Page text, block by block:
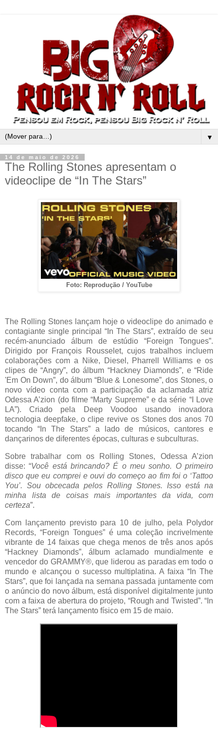
▼
14 de maio de 2026
The Rolling Stones apresentam o
videoclipe de “In The Stars”
Foto: Reprodução / YouTube
The Rolling Stones lançam hoje o videoclipe do animado e
contagiante single principal “In The Stars”, extraído de seu
recém-anunciado álbum de estúdio “Foreign Tongues”.
Dirigido por François Rousselet, cujos trabalhos incluem
colaborações com a Nike, Diesel, Pharrell Williams e os
clipes de “Angry”, do álbum “Hackney Diamonds”, e “Ride
'Em On Down”, do álbum “Blue & Lonesome”, dos Stones, o
novo vídeo conta com a participação da aclamada atriz
Odessa A’zion (do filme “Marty Supreme” e da série “I Love
LA”). Criado pela Deep Voodoo usando inovadora
tecnologia deepfake, o clipe revive os Stones dos anos 70
tocando “In The Stars” a lado de músicos, cantores e
dançarinos de diferentes épocas, culturas e subculturas.
Sobre trabalhar com os Rolling Stones, Odessa A’zion
disse: “Você está brincando? É o meu sonho. O primeiro
disco que eu comprei e ouvi do começo ao fim foi o ‘Tattoo
You’. Sou obcecada pelos Rolling Stones. Isso está na
minha lista de coisas mais importantes da vida, com
certeza”.
Com lançamento previsto para 10 de julho, pela Polydor
Records, “Foreign Tongues” é uma coleção incrivelmente
vibrante de 14 faixas que chega menos de três anos após
“Hackney Diamonds”, álbum aclamado mundialmente e
vencedor do GRAMMY®, que liderou as paradas em todo o
mundo e alcançou o sucesso multiplatina. A faixa “In The
Stars”, que foi lançada na semana passada juntamente com
o anúncio do novo álbum, está disponível digitalmente junto
com a faixa de abertura do projeto, “Rough and Twisted”. “In
The Stars” terá lançamento físico em 15 de maio.